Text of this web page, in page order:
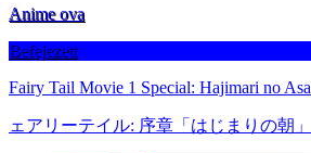
Anime ova
Befejezett
Fairy Tail Movie 1 Special: Hajimari no Asa
ェアリーテイル: 序章「はじまりの朝」